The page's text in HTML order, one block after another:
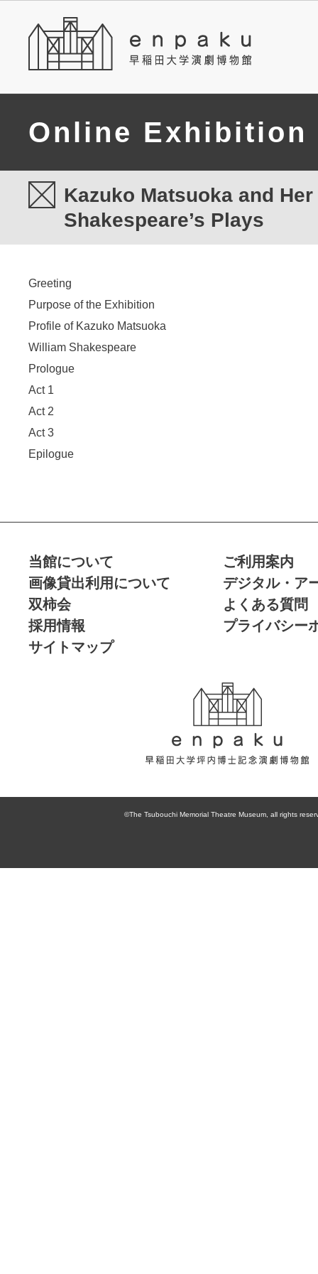
Online Exhibition
Kazuko Matsuoka and
Shakespeare’s Plays
Greeting
Purpose of the Exhibition
Profile of Kazuko Matsuoka
William Shakespeare
Prologue
Act 1
Act 2
Act 3
Epilogue
当館について
ご利用案内
画像貸出利用について
デジタル・ア
双柿会
よくある質問
採用情報
プライバシー
サイトマップ
大学坪内博士記
念演劇博物館
©The Tsubouchi Memorial Theatre Museum, all rights